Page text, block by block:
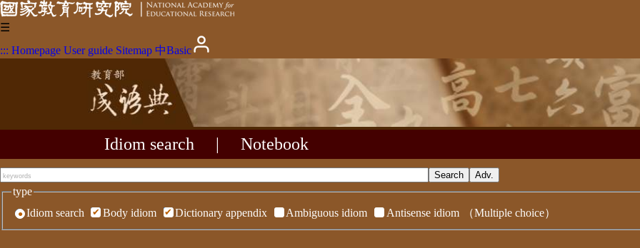
☰
::: Homepage User guide Sitemap 中Basic
Idiom search Notebook
type
Idiom search
Body idiom Dictionary appendix Ambiguous idiom Antisense idiom （Multiple choice）